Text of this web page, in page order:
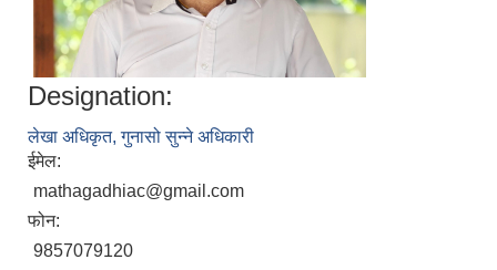
Designation:
लेखा अधिकृत, गुनासो सुन्ने अधिकारी
ईमेल:
mathagadhiac@gmail.com
फोन:
9857079120